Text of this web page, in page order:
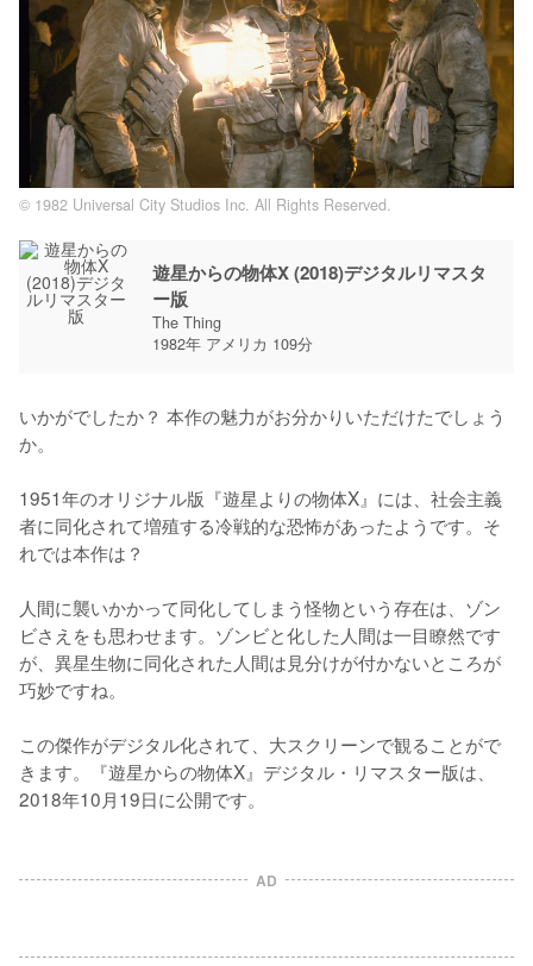
© 1982 Universal City Studios Inc. All Rights Reserved.
遊星からの物体X (2018)デジタルリマスタ
ー版
The Thing
1982年 アメリカ 109分
いかがでしたか？ 本作の魅力がお分かりいただけたでしょう
か。
1951年のオリジナル版『遊星よりの物体X』には、社会主義
者に同化されて増殖する冷戦的な恐怖があったようです。そ
れでは本作は？
人間に襲いかかって同化してしまう怪物という存在は、ゾン
ビさえをも思わせます。ゾンビと化した人間は一目瞭然です
が、異星生物に同化された人間は見分けが付かないところが
巧妙ですね。
この傑作がデジタル化されて、大スクリーンで観ることがで
きます。『遊星からの物体X』デジタル・リマスター版は、
2018年10月19日に公開です。
AD